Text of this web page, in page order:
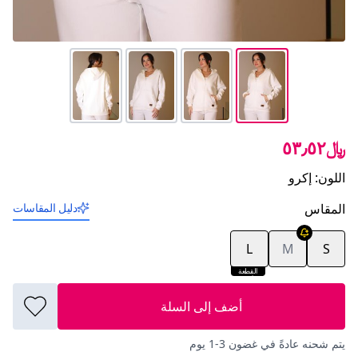
﷼٥٣٫٥٢
اللون: إكرو
المقاس
دليل المقاسات
S
M
القطعة
L
أضف إلى السلة
يتم شحنه عادةً في غضون 3-1 يوم